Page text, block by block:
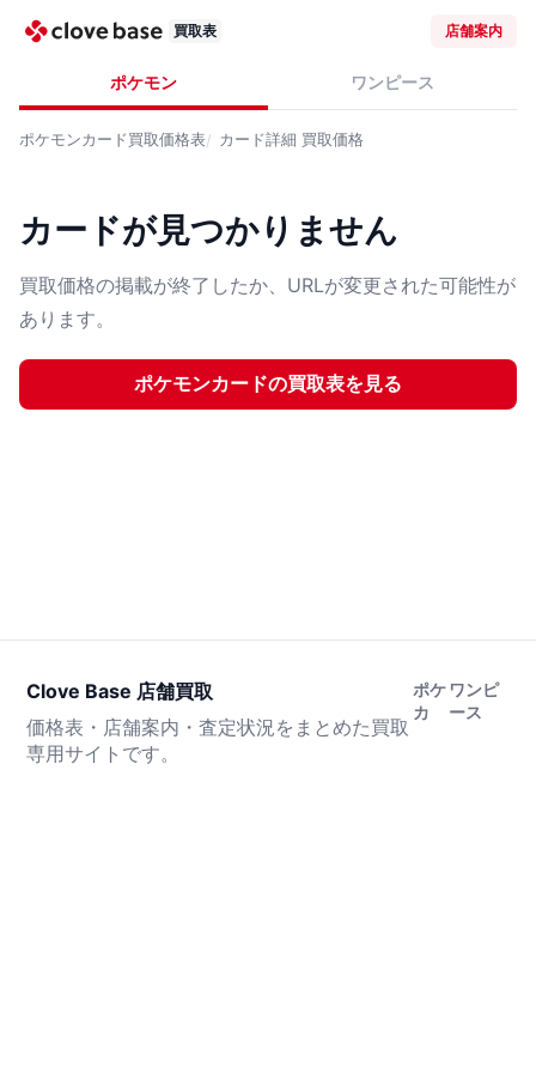
買取表 店舗案内
ポケモン ワンピース
ポケモンカード買取価格表 カード詳細 買取価格
カードが見つかりません
買取価格の掲載が終了したか、URLが変更された可能性が
あります。
ポケモンカードの買取表を見る
Clove Base 店舗買取
価格表・店舗案内・査定状況をまとめた買取
専用サイトです。
ポケ
カ
ワンピ
ース